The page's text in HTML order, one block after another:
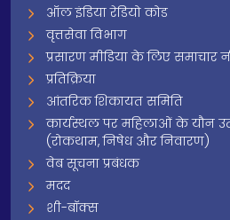
ऑल इंडिया रेडियो कोड
वृत्तसेवा विभाग
प्रसारण मीडिया के लिए समाचार
प्रतिक्रिया
आंतरिक शिकायत समिति
कार्यस्थल पर महिलाओं के यौन
(रोकथाम, निषेध और निवारण)
वेब सूचना प्रबंधक
मदद
शी-बॉक्स